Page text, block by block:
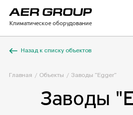
Климатическое оборудование
Назад к списку объектов
Главная Объекты Заводы "Egger"
Заводы